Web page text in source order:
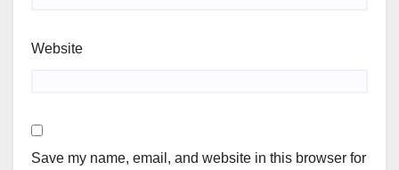
Website
Save my name, email, and website in this browser for